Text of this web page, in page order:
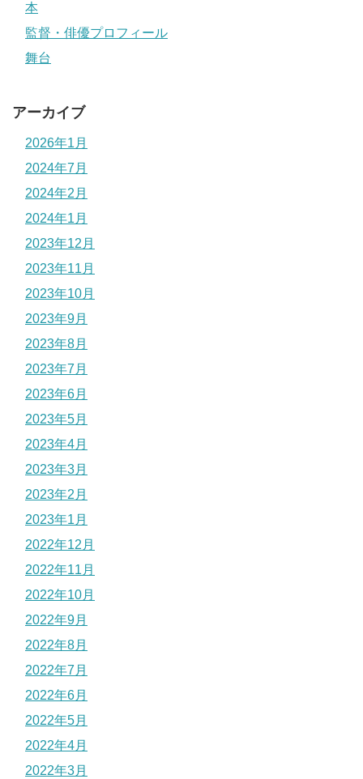
本
監督・俳優プロフィール
舞台
アーカイブ
2026年1月
2024年7月
2024年2月
2024年1月
2023年12月
2023年11月
2023年10月
2023年9月
2023年8月
2023年7月
2023年6月
2023年5月
2023年4月
2023年3月
2023年2月
2023年1月
2022年12月
2022年11月
2022年10月
2022年9月
2022年8月
2022年7月
2022年6月
2022年5月
2022年4月
2022年3月